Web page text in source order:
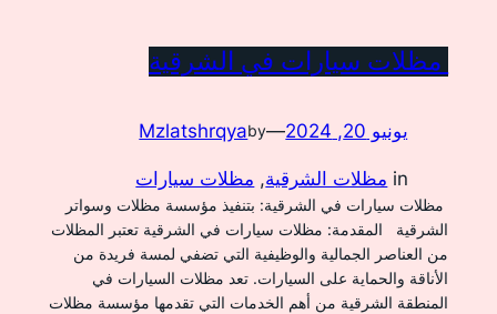
مظلات سيارات في الشرقية
يونيو 20, 2024 —
by
Mzlatshrqya
in مظلات الشرقية, مظلات سيارات
مظلات سيارات في الشرقية: بتنفيذ مؤسسة مظلات وسواتر
الشرقية المقدمة: مظلات سيارات في الشرقية تعتبر المظلات
من العناصر الجمالية والوظيفية التي تضفي لمسة فريدة من
الأناقة والحماية على السيارات. تعد مظلات السيارات في
المنطقة الشرقية من أهم الخدمات التي تقدمها مؤسسة مظلات